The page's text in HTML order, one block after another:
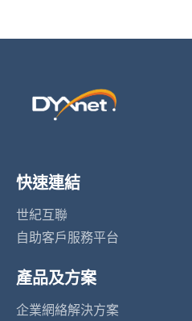
快速連結
世紀互聯
自助客戶服務平台
產品及方案
企業網絡解決方案